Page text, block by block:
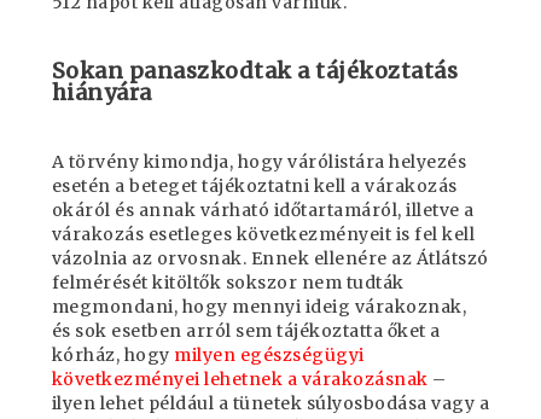
Sokan panaszkodtak a tájékoztatás
hiányára
A törvény kimondja, hogy várólistára helyezés
esetén a beteget tájékoztatni kell a várakozás
okáról és annak várható időtartamáról, illetve a
várakozás esetleges következményeit is fel kell
vázolnia az orvosnak. Ennek ellenére az Átlátszó
felmérését kitöltők sokszor nem tudták
megmondani, hogy mennyi ideig várakoznak,
és sok esetben arról sem tájékoztatta őket a
kórház, hogy milyen egészségügyi
következményei lehetnek a várakozásnak –
ilyen lehet például a tünetek súlyosbodása vagy a